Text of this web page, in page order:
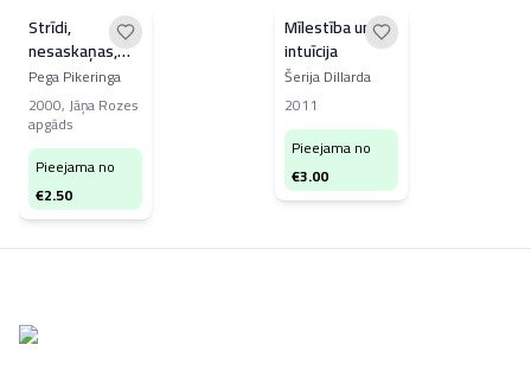
Strīdi,
nesaskaņas,
konflikti
Pega Pikeringa
2000,Jāņa Rozes
apgāds
Pieejama no
€2.50
Mīlestība un
intuīcija
Šerija Dillarda
2011
Pieejama no
€3.00